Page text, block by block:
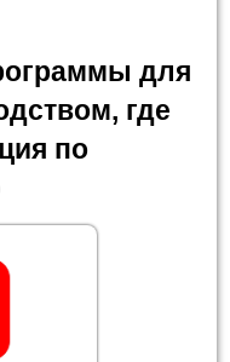
для
где
по